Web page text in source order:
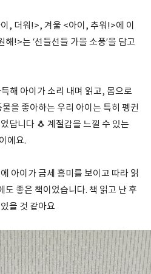
, 더워!>, 겨울 <아이, 추워!>에 이
!>는 ‘선들선들 가을 소풍’을 담고
해 아이가 소리 내며 읽고, 몸으로
을 좋아하는 우리 아이는 특히 펭귄
답니다 🐧 계절감을 느낄 수 있는
에요.
아이가 금세 흥미를 보이고 따라 읽
도 좋은 책이었습니다. 책 읽고 난 후
을 것 같아요